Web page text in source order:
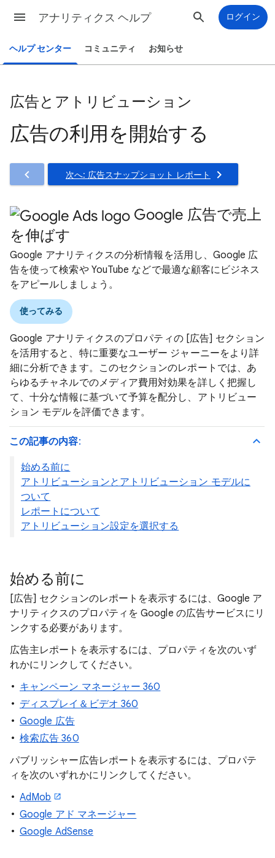
アナリティクス ヘルプ ログイン
ヘルプ センター コミュニティ お知らせ
広告とアトリビューション
広告の利用を開始する
次へ: 広告スナップショット レポート
Google 広告で売上
を伸ばす
Google アナリティクスの分析情報を活用し、Google 広
告を使って検索や YouTube などで最適な顧客にビジネス
をアピールしましょう。
使ってみる
Google アナリティクスのプロパティの [広告] セクション
を活用すると、特に重要なユーザー ジャーニーをより詳
細に分析できます。このセクションのレポートでは、あ
らゆるチャネルでのメディア費用対効果を詳しく把握し
て、十分な情報に基づいて予算を配分し、アトリビュー
ション モデルを評価できます。
この記事の内容:
始める前に
アトリビューションとアトリビューション モデルに
ついて
レポートについて
アトリビューション設定を選択する
始める前に
[広告] セクションのレポートを表示するには、Google ア
ナリティクスのプロパティを Google の広告サービスにリ
ンクする必要があります。
広告主レポートを表示するには、プロパティを次のいず
れかにリンクしてください。
キャンペーン マネージャー 360
ディスプレイ＆ビデオ 360
Google 広告
検索広告 360
パブリッシャー広告レポート を表示するには、プロパテ
ィを次のいずれかにリンクしてください。
AdMob
Google アド マネージャー
Google AdSense